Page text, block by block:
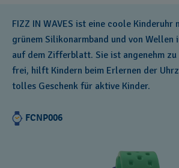
FIZZ IN WAVES ist eine coole Kinderuhr
grünem Silikonarmband und von
auf dem Zifferblatt. Sie ist angenehm zu
frei, hilft Kindern beim Erlernen der
tolles Geschenk für aktive Kinder.
FCNP006